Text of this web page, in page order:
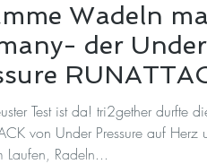
Wadeln
der Under
Test ist da! tri2gether durfte
von Under Pressure auf Herz
Radeln...